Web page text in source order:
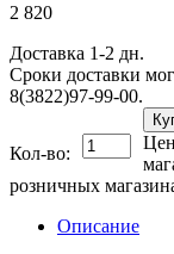
2 820
Доставка 1-2 дн.
Сроки доставки
8(3822)97-99-00.
Кол-во:
розничных
Описание